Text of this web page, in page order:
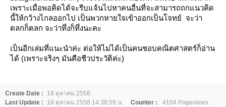
เพราะเมื่อพอคิดได้จะรีบแจ้นไปหาคนอื่นที่จะสามารถถกแนวคิด
นี้ให้กว้างไกลออกไป เป็นพวกหายใจเข้าออกเป็นโจทย์ จะว่า
ตลกก็ตลก จะว่าทึ่งก็ทึ่งนะคะ
เป็นอีกเล่มที่แนะนำค่ะ ต่อให้ไม่ได้เป็นคนชอบคณิตศาสตร์ก็อ่าน
ได้ (เพราะจริงๆ มันคือชีวประวัติค่ะ)
Create Date :
18 ตุลาคม 2558
Last Update :
18 ตุลาคม 2558 14:38:59 น. Counter :
4104 Pageviews.